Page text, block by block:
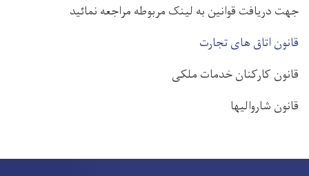
جهت دریافت قوانین به لینک مربوطه مراجعه نمائید
قانون اتاق های تجارت
قانون کارکنان خدمات ملکی
قانون شاروالیها